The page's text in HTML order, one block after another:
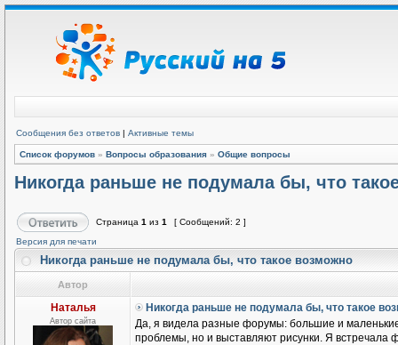
Сообщения без ответов | Активные темы
Список форумов » Вопросы образования » Общие вопросы
Никогда раньше не подумала бы, что
Страница 1 из 1
[ Сообщений: 2 ]
Версия для печати
Никогда раньше не подумала бы, что такое возможно
Автор
Наталья
Автор сайта
Никогда раньше не подумала бы, что такое
Да, я видела разные форумы: большие и
проблемы, но и выставляют рисунки. Я встречала